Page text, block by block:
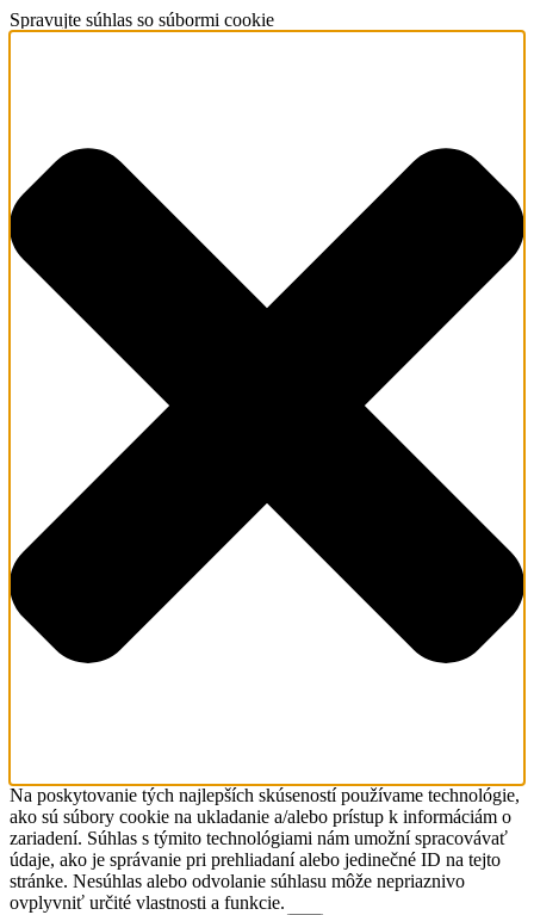
Spravujte súhlas so súbormi cookie
Na poskytovanie tých najlepších skúseností používame technológie,
ako sú súbory cookie na ukladanie a/alebo prístup k informáciám o
zariadení. Súhlas s týmito technológiami nám umožní spracovávať
údaje, ako je správanie pri prehliadaní alebo jedinečné ID na tejto
stránke. Nesúhlas alebo odvolanie súhlasu môže nepriaznivo
ovplyvniť určité vlastnosti a funkcie.